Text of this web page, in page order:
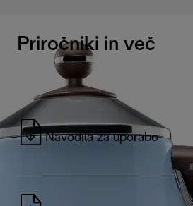
Priročniki in več
Navodila za uporabo